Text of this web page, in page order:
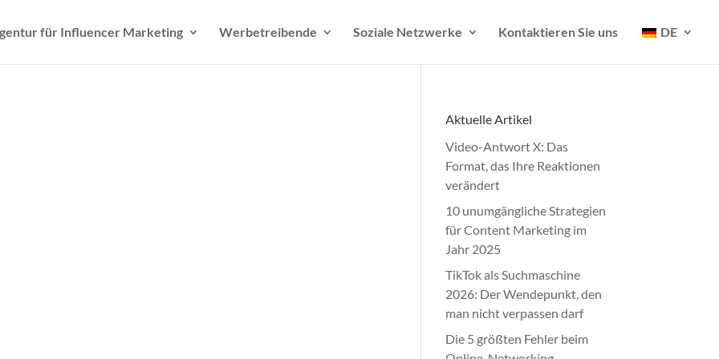
für Influencer Marketing Werbetreibende Soziale Netzwerke Kontaktieren Sie uns DE
Aktuelle Artikel
Video-Antwort X: Das
Format, das Ihre Reaktionen
verändert
10 unumgängliche Strategien
für Content Marketing im
Jahr 2025
TikTok als Suchmaschine
2026: Der Wendepunkt, den
man nicht verpassen darf
Die 5 größten Fehler beim